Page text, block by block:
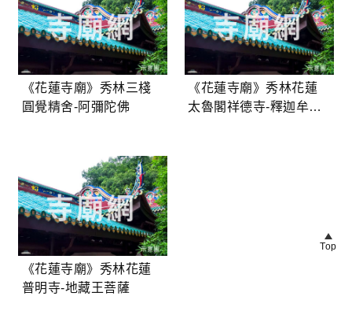
《花蓮寺廟》秀林三棧
圓覺精舍-阿彌陀佛
《花蓮寺廟》秀林花蓮
太魯閣祥德寺-釋迦牟尼
《花蓮寺廟》秀林花蓮
普明寺-地藏王菩薩
Top